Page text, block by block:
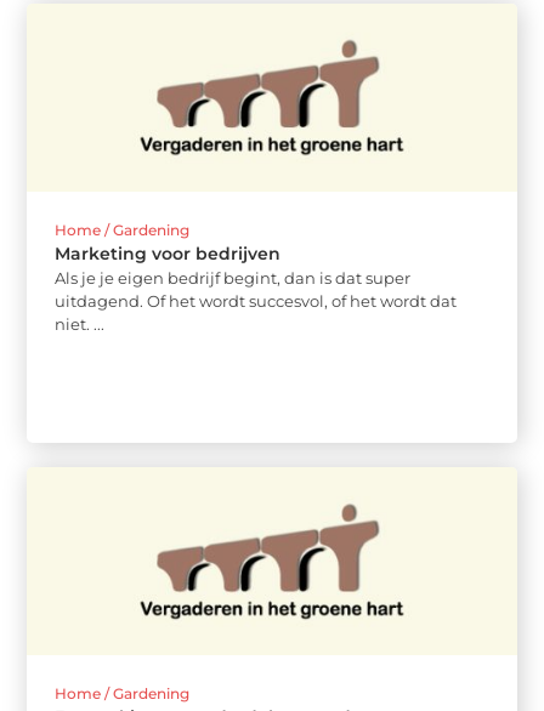
Home / Gardening
Marketing voor bedrijven
Als je je eigen bedrijf begint, dan is dat super
uitdagend. Of het wordt succesvol, of het wordt dat
niet. ...
Home / Gardening